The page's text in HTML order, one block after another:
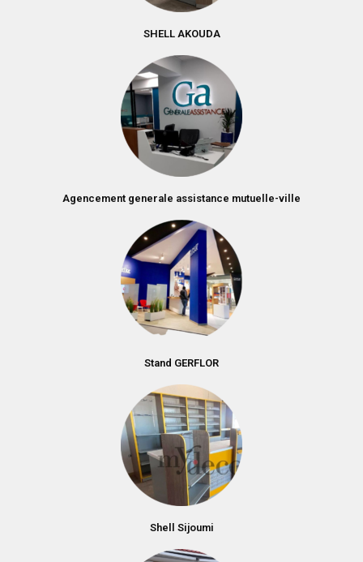
SHELL AKOUDA
Agencement generale assistance mutuelle-ville
Stand GERFLOR
Shell Sijoumi